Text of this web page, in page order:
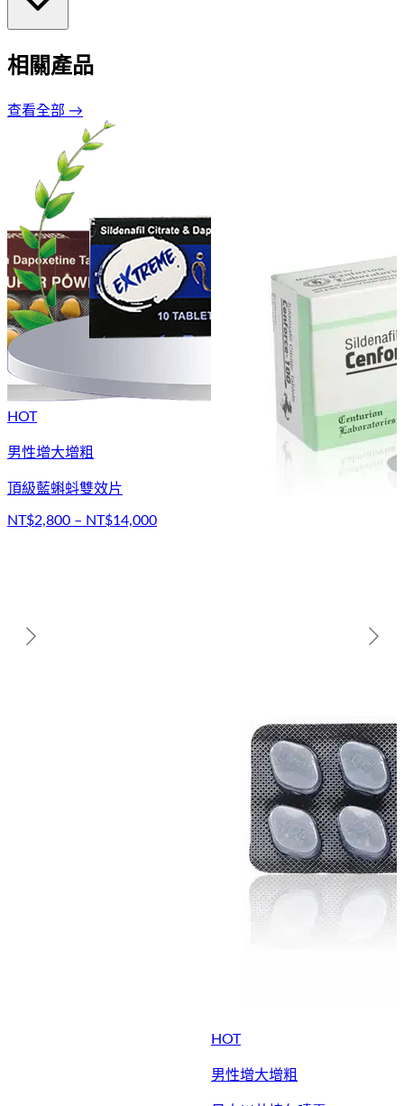
相關產品
查看全部 →
HOT
男性增大增粗
頂級藍蝌蚪雙效片
NT$2,800 – NT$14,000
HOT
男性增大增粗